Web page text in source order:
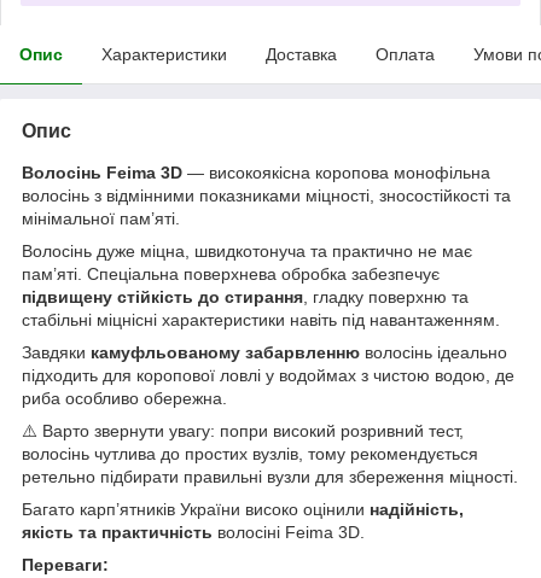
Опис Характеристики Доставка Оплата Умови
Опис
Волосінь Feima 3D — високоякісна коропова монофільна
волосінь з відмінними показниками міцності, зносостійкості та
мінімальної пам’яті.
Волосінь дуже міцна, швидкотонуча та практично не має
пам’яті. Спеціальна поверхнева обробка забезпечує
підвищену стійкість до стирання , гладку поверхню та
стабільні міцнісні характеристики навіть під навантаженням.
Завдяки камуфльованому забарвленню волосінь ідеально
підходить для коропової ловлі у водоймах з чистою водою, де
риба особливо обережна.
⚠️ Варто звернути увагу: попри високий розривний тест,
волосінь чутлива до простих вузлів, тому рекомендується
ретельно підбирати правильні вузли для збереження міцності.
Багато карп’ятників України високо оцінили надійність,
якість та практичність волосіні Feima 3D.
Переваги: